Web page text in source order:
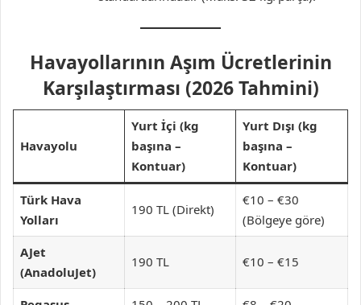
Havayollarının Aşım Ücretlerinin
Karşılaştırması (2026 Tahmini)
Havayolu
Yurt İçi (kg
başına –
Kontuar)
Yurt Dışı (kg
başına –
Kontuar)
Türk Hava
Yolları
190 TL (Direkt)
€10 – €30
(Bölgeye göre)
AJet
(AnadoluJet)
190 TL €10 – €15